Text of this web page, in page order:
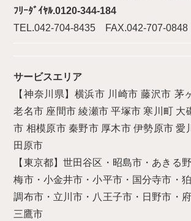
ﾌﾘｰﾀﾞｲﾔﾙ.0120-344-184
TEL.042-704-8435 FAX.042-707-0848
サービスエリア
【神奈川県】横浜市 川崎市 藤沢市 茅
老名市 座間市 綾瀬市 平塚市 寒川町 大
市 相模原市 秦野市 厚木市 伊勢原市 愛
田原市
【東京都】世田谷区・昭島市・あきる
梅市・小金井市・小平市・国分寺市・
調布市・立川市・八王子市・日野市・
三鷹市